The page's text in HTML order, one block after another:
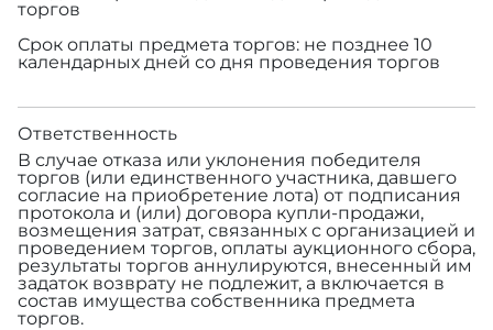
торгов
Срок оплаты предмета торгов: не позднее 10
календарных дней со дня проведения торгов
Ответственность
В случае отказа или уклонения победителя
торгов (или единственного участника, давшего
согласие на приобретение лота) от подписания
протокола и (или) договора купли-продажи,
возмещения затрат, связанных с организацией и
проведением торгов, оплаты аукционного сбора,
результаты торгов аннулируются, внесенный им
задаток возврату не подлежит, а включается в
состав имущества собственника предмета
торгов.